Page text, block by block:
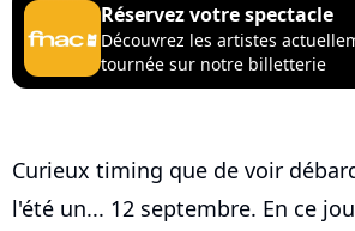
Réservez votre spectacle
Découvrez les artistes
tournée sur notre billetterie
Curieux timing que de voir
l'été un... 12 septembre. En ce